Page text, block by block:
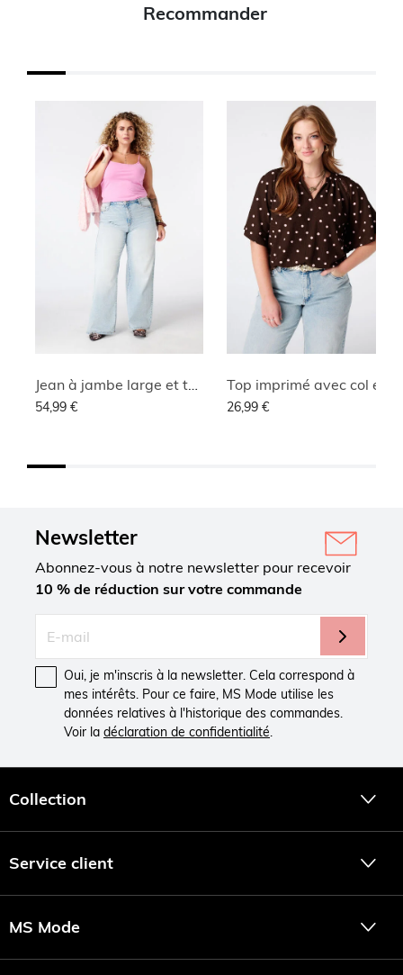
Recommander
54,99 € 26,99 €
Newsletter
Abonnez-vous à notre newsletter pour recevoir
10 % de réduction sur votre commande
Oui, je m'inscris à la newsletter. Cela correspond à
mes intérêts. Pour ce faire, MS Mode utilise les
données relatives à l'historique des commandes.
Voir la déclaration de confidentialité
Collection
Service client
MS Mode